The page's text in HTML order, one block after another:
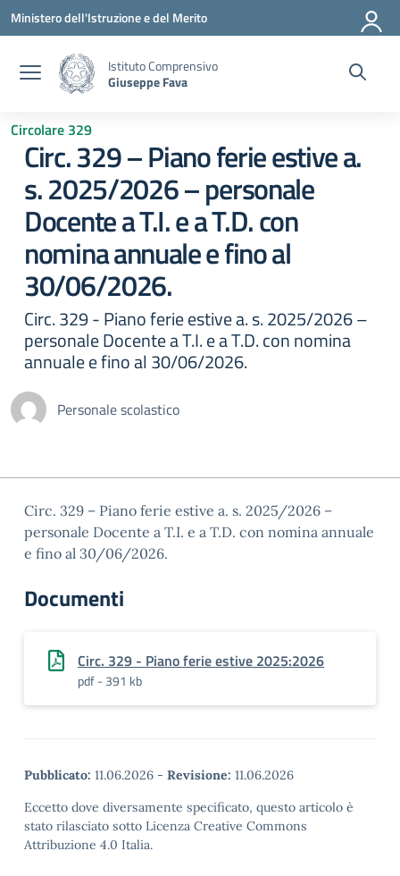
Vai ai contenuti
Vai al menu di navigazione
Vai al footer
Ministero dell'Istruzione e del Merito
Istituto Comprensivo
Giuseppe Fava
Circolare 329
Circ. 329 – Piano ferie estive a.
s. 2025/2026 – personale
Docente a T.I. e a T.D. con
nomina annuale e fino al
30/06/2026.
Circ. 329 - Piano ferie estive a. s. 2025/2026 –
personale Docente a T.I. e a T.D. con nomina
annuale e fino al 30/06/2026.
Personale scolastico
Circ. 329 – Piano ferie estive a. s. 2025/2026 –
personale Docente a T.I. e a T.D. con nomina annuale
e fino al 30/06/2026.
Documenti
Circ. 329 - Piano ferie estive 2025:2026
pdf - 391 kb
Pubblicato: 11.06.2026 - Revisione: 11.06.2026
Eccetto dove diversamente specificato, questo articolo è
stato rilasciato sotto Licenza Creative Commons
Attribuzione 4.0 Italia.